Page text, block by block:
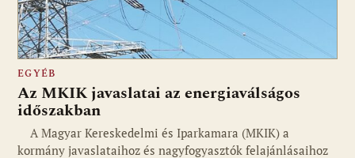
EGYÉB
Az MKIK javaslatai az energiaválságos
időszakban
A Magyar Kereskedelmi és Iparkamara (MKIK) a
kormány javaslataihoz és nagyfogyasztók felajánlásaihoz